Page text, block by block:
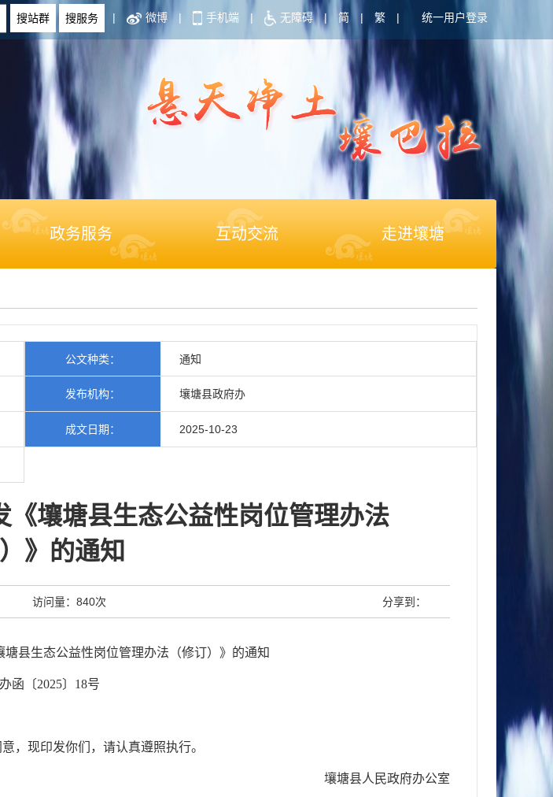
| 微博 | 手机端 | 无障碍 | 简 | 繁 | 统一用户登录
政务服务 互动交流 走进壤塘
公文种类： 通知
发布机构： 壤塘县政府办
成文日期： 2025-10-23
壤塘县生态公益性岗位管理办法
》的通知
访问量： 840次 分享到：
塘县生态公益性岗位管理办法 （修订）》的通知
函〔2025〕18号
，现印发你们，请认真遵照执行。
壤塘县人民政府办公室